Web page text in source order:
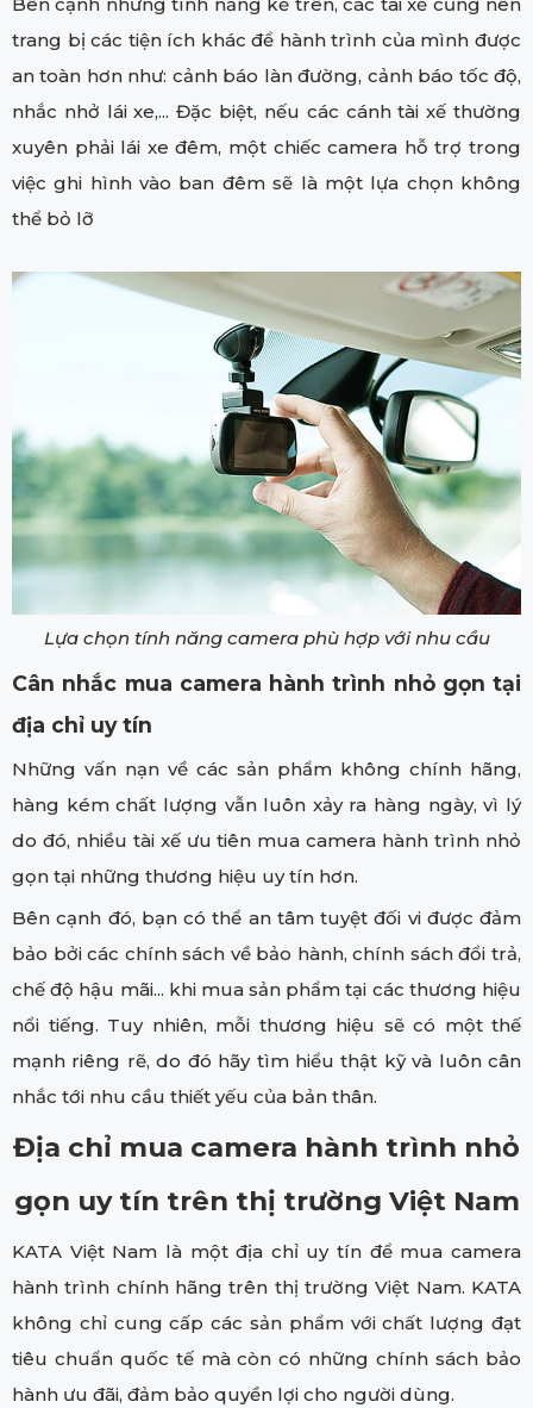
trang bị các tiện ích khác để hành trình của mình được
an toàn hơn như: cảnh báo làn đường, cảnh báo tốc độ,
nhắc nhở lái xe,... Đặc biệt, nếu các cánh tài xế thường
xuyên phải lái xe đêm, một chiếc camera hỗ trợ trong
việc ghi hình vào ban đêm sẽ là một lựa chọn không
thể bỏ lỡ
Lựa chọn tính năng camera phù hợp với nhu cầu
Cân nhắc mua camera hành trình nhỏ gọn tại
địa chỉ uy tín
Những vấn nạn về các sản phẩm không chính hãng,
hàng kém chất lượng vẫn luôn xảy ra hàng ngày, vì lý
do đó, nhiều tài xế ưu tiên mua camera hành trình nhỏ
gọn tại những thương hiệu uy tín hơn.
Bên cạnh đó, bạn có thể an tâm tuyệt đối vi được đảm
bảo bởi các chính sách về bảo hành, chính sách đổi trả,
chế độ hậu mãi... khi mua sản phẩm tại các thương hiệu
nổi tiếng. Tuy nhiên, mỗi thương hiệu sẽ có một thế
mạnh riêng rẽ, do đó hãy tìm hiểu thật kỹ và luôn cân
nhắc tới nhu cầu thiết yếu của bản thân.
Địa chỉ mua camera hành trình nhỏ
gọn uy tín trên thị trường Việt Nam
KATA Việt Nam là một địa chỉ uy tín để mua camera
hành trình chính hãng trên thị trường Việt Nam. KATA
không chỉ cung cấp các sản phẩm với chất lượng đạt
tiêu chuẩn quốc tế mà còn có những chính sách bảo
hành ưu đãi, đảm bảo quyền lợi cho người dùng.